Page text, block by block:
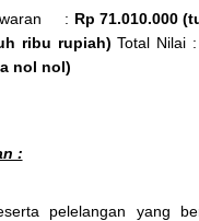
: Rp 71.010.000
ribu rupiah)Total Nilai
nol nol)
:
pelelangan yang